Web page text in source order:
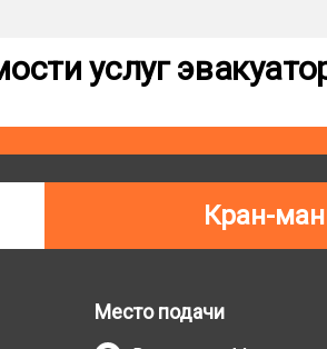
услуг
Кран-
Место подачи